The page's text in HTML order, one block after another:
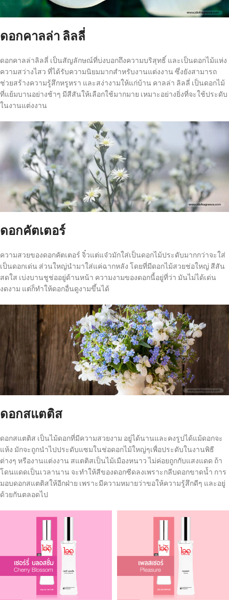
ดอกคาลล่า ลิลลี่
ดอกคาลล่าลิลลี่ เป็นสัญลักษณ์ที่บ่งบอกถึงความบริสุทธิ์ และเป็นดอกไม้แห่ง
ความสว่างไสว ที่ได้รับความนิยมมากสำหรับงานแต่งงาน ซึ่งยังสามารถ
ช่วยสร้างความรู้สึกหรูหรา และสง่างามให้แก่บ้าน คาลล่า ลิลลี่ เป็นดอกไม้
ที่แย้มบานอย่างช้าๆ มีสีสันให้เลือกใช้มากมาย เหมาะอย่างยิ่งที่จะใช้ประดับ
ในงานแต่งงาน
ดอกคัตเตอร์
ความสวยของดอกคัตเตอร์ จิ๋วแต่แจ๋วมักใส่เป็นดอกไม้ประดับมากกว่าจะใส่
เป็นดอกเด่น ส่วนใหญ่นำมาใส่แค่ฉากหลัง โดยที่มีดอกไม้สวยช่อใหญ่ สีสัน
สดใส เบ่งบานชูช่ออยู่ด้านหน้า ความงามของดอกนี้อยู่ที่ว่า มันไม่ได้เด่น
งดงาม แต่ก็ทำให้ดอกอื่นดูงามขึ้นได้
ดอกสแตติส
ดอกสแตติส เป็นไม้ดอกที่มีความสวยงาม อยู่ได้นานและคงรูปได้แม้ดอกจะ
แห้ง มักจะถูกนำไปประดับแซมในช่อดอกไม้ใหญ่ๆเพื่อประดับในงานพิธี
ต่างๆ หรืองานแต่งงาน สแตติสเป็นไม้เมืองหนาว ไม่ค่อยถูกกับแสงแดด ถ้า
โดนแดดเป็นเวลานาน จะทำให้สีของดอกซีดลงเพราะกลีบดอกขาดน้ำ การ
มอบดอกสแตติสให้อีกฝ่าย เพราะมีความหมายว่าขอให้ความรู้สึกดีๆ และอยู่
ด้วยกันตลอดไป